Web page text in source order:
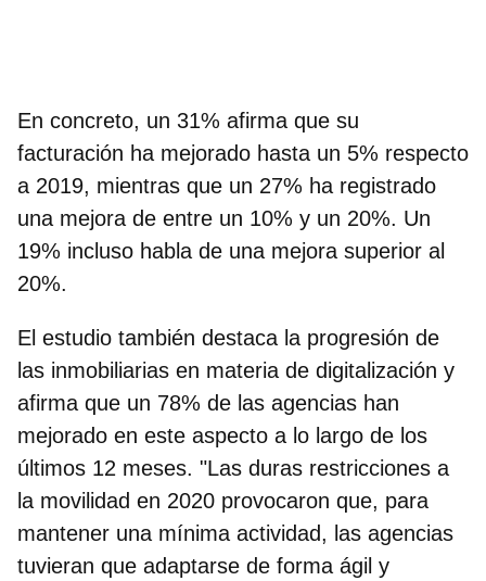
En concreto, un 31% afirma que su
facturación ha mejorado hasta un 5% respecto
a 2019, mientras que un 27% ha registrado
una mejora de entre un 10% y un 20%. Un
19% incluso habla de una mejora superior al
20%.
El estudio también destaca la progresión de
las inmobiliarias en materia de digitalización y
afirma que un 78% de las agencias han
mejorado en este aspecto a lo largo de los
últimos 12 meses. "Las duras restricciones a
la movilidad en 2020 provocaron que, para
mantener una mínima actividad, las agencias
tuvieran que adaptarse de forma ágil y